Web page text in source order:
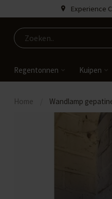
Experience
Regentonnen Kuipen
Home Wandlamp